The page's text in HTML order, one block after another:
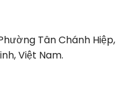
Tân Chánh Hiệp,
Việt Nam.